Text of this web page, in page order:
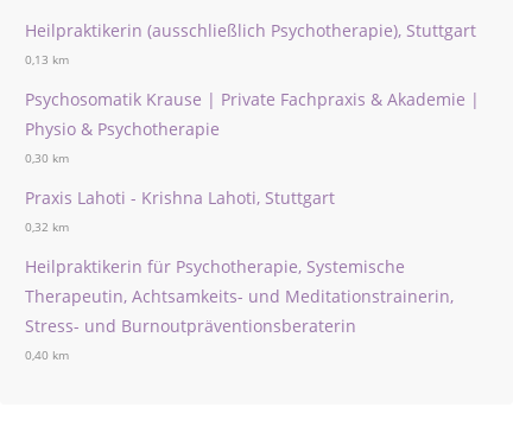
Heilpraktikerin (ausschließlich Psychotherapie), Stuttgart
0,13 km
Psychosomatik Krause | Private Fachpraxis & Akademie |
Physio & Psychotherapie
0,30 km
Praxis Lahoti - Krishna Lahoti, Stuttgart
0,32 km
Heilpraktikerin für Psychotherapie, Systemische
Therapeutin, Achtsamkeits- und Meditationstrainerin,
Stress- und Burnoutpräventionsberaterin
0,40 km